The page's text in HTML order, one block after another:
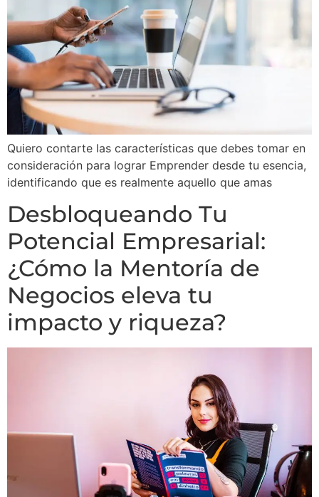
Quiero contarte las características que debes tomar en
consideración para lograr Emprender desde tu esencia,
identificando que es realmente aquello que amas
Desbloqueando Tu
Potencial Empresarial:
¿Cómo la Mentoría de
Negocios eleva tu
impacto y riqueza?